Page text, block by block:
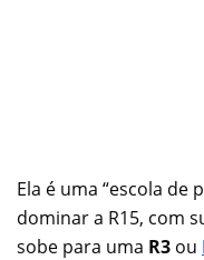
Ela é uma “escola de
dominar a R15, com
sobe para uma R3 ou